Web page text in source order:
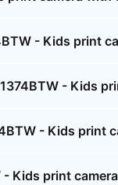
- Kids
-
- Kids
- Kids print